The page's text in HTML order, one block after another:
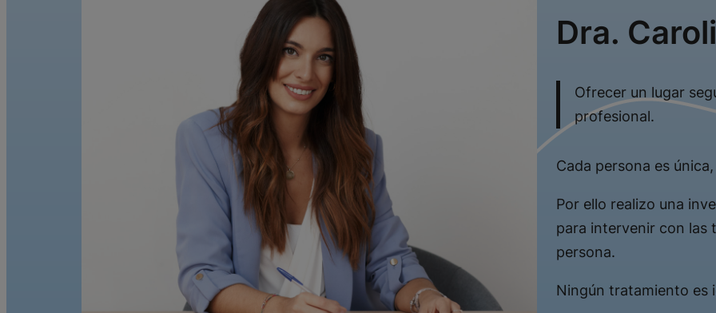
Dra.
Ofrecer un lugar
profesional.
Cada persona es
Por ello realizo una
para intervenir con las
persona.
Ningún tratamiento es